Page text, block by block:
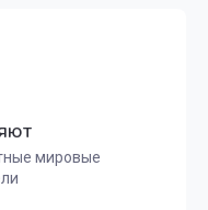
мировые